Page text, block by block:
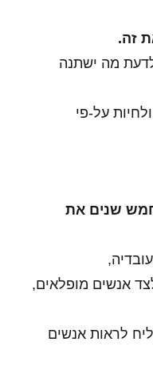
מה ישתנה
על-פי
שנים את
אנשים מופלאים,
לראות אנשים